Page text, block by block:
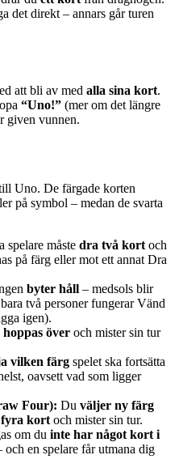
det direkt – annars går turen
att bli av med alla sina kort.
“Uno!” (mer om det längre
given vunnen.
Uno. De färgade korten
på symbol – medan de svarta
spelare måste dra två kort och
på färg eller mot ett annat Dra
byter håll – medsols blir
två personer fungerar Vänd
igen).
hoppas över och mister sin tur
vilken färg spelet ska fortsätta
oavsett vad som ligger
Four): Du väljer ny färg
kort och mister sin tur.
om du inte har något kort i
och en spelare får utmana dig